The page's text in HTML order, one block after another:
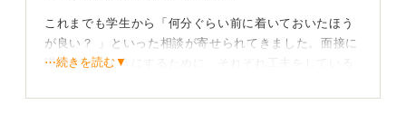
これまでも学生から「何分ぐらい前に着いておいたほう
が良い？ 」といった相談が寄せられてきました。面接に
遅刻しないようにするために、それぞれ工夫をしている
⋯続きを読む▼